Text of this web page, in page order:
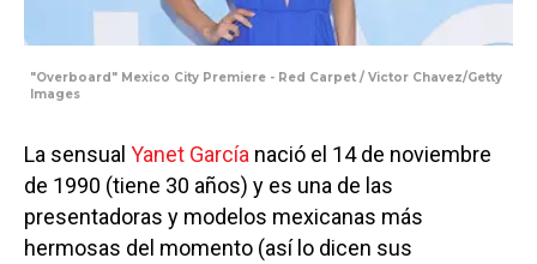
"Overboard" Mexico City Premiere - Red Carpet / Victor Chavez/Getty
Images
La sensual Yanet García nació el 14 de noviembre
de 1990 (tiene 30 años) y es una de las
presentadoras y modelos mexicanas más
hermosas del momento (así lo dicen sus